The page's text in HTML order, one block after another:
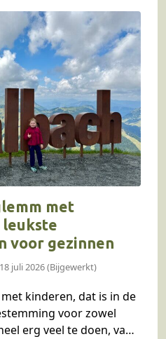
met
leukste
voor gezinnen
18 juli 2026 (Bijgewerkt)
kinderen, dat is in de
voor zowel
erg veel te doen, van